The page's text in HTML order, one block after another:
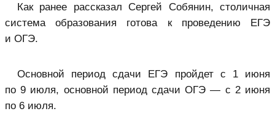
Как ранее рассказал Сергей Собянин, столичная
система образования готова к проведению ЕГЭ
и ОГЭ.
Основной период сдачи ЕГЭ пройдет с 1 июня
по 9 июля, основной период сдачи ОГЭ — с 2 июня
по 6 июля.